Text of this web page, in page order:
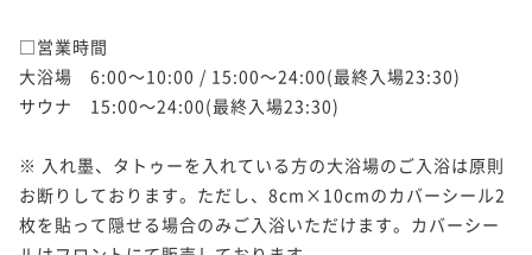
□営業時間
大浴場　6:00～10:00 / 15:00～24:00(最終入場23:30)
サウナ　15:00～24:00(最終入場23:30)
※ 入れ墨、タトゥーを入れている方の大浴場のご入浴は原則
お断りしております。ただし、8cm×10cmのカバーシール2
枚を貼って隠せる場合のみご入浴いただけます。カバーシー